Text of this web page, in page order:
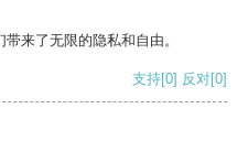
来了无限的隐私和自由。
支持[0] 反对[0]